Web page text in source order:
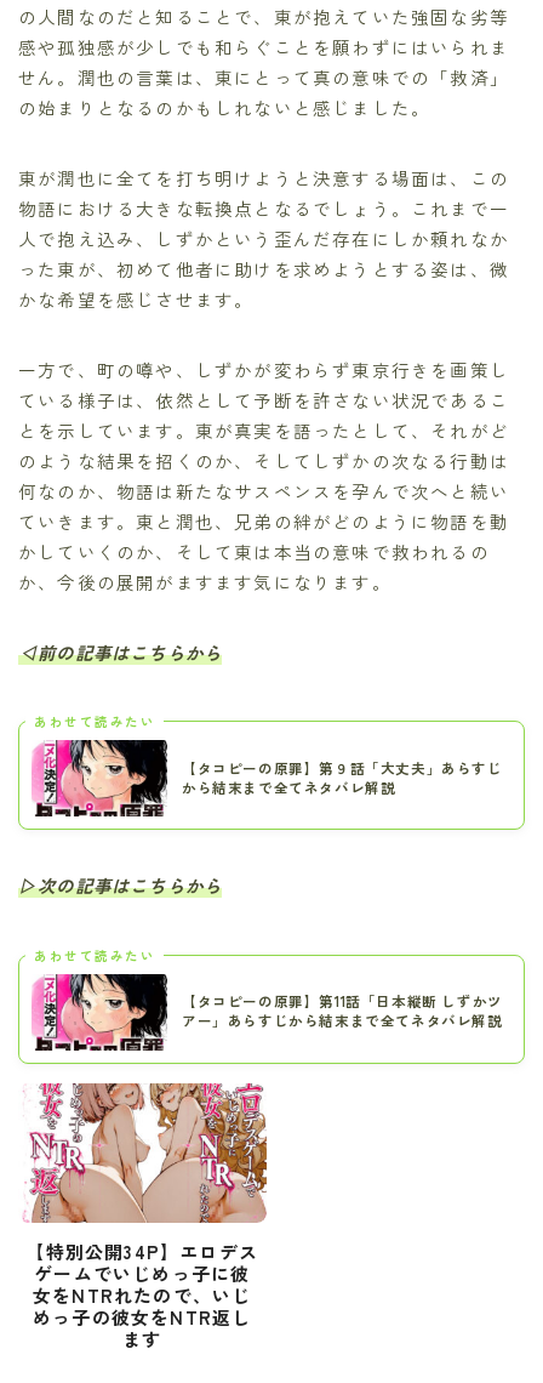
の人間なのだと知ることで、東が抱えていた強固な劣等
感や孤独感が少しでも和らぐことを願わずにはいられま
せん。潤也の言葉は、東にとって真の意味での「救済」
の始まりとなるのかもしれないと感じました。
東が潤也に全てを打ち明けようと決意する場面は、この
物語における大きな転換点となるでしょう。これまで一
人で抱え込み、しずかという歪んだ存在にしか頼れなか
った東が、初めて他者に助けを求めようとする姿は、微
かな希望を感じさせます。
一方で、町の噂や、しずかが変わらず東京行きを画策し
ている様子は、依然として予断を許さない状況であるこ
とを示しています。東が真実を語ったとして、それがど
のような結果を招くのか、そしてしずかの次なる行動は
何なのか、物語は新たなサスペンスを孕んで次へと続い
ていきます。東と潤也、兄弟の絆がどのように物語を動
かしていくのか、そして東は本当の意味で救われるの
か、今後の展開がますます気になります。
◁前の記事はこちらから
あわせて読みたい
【タコピーの原罪】第９話「大丈夫」あらすじ
から結末まで全てネタバレ解説
▷次の記事はこちらから
あわせて読みたい
【タコピーの原罪】第11話「日本縦断 しずかツ
アー」あらすじから結末まで全てネタバレ解説
【特別公開34P】エロデス
ゲームでいじめっ子に彼
女をNTRれたので、いじ
めっ子の彼女をNTR返し
ます